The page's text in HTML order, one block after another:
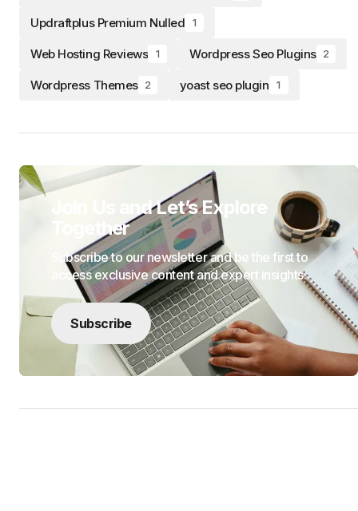
Updraftplus Premium Nulled 1
Web Hosting Reviews 1 Wordpress Seo Plugins 2
Wordpress Themes 2 yoast seo plugin 1
Join Us and Let’s Explore
Together
Subscribe to our newsletter and be the first to
access exclusive content and expert insights.
Subscribe